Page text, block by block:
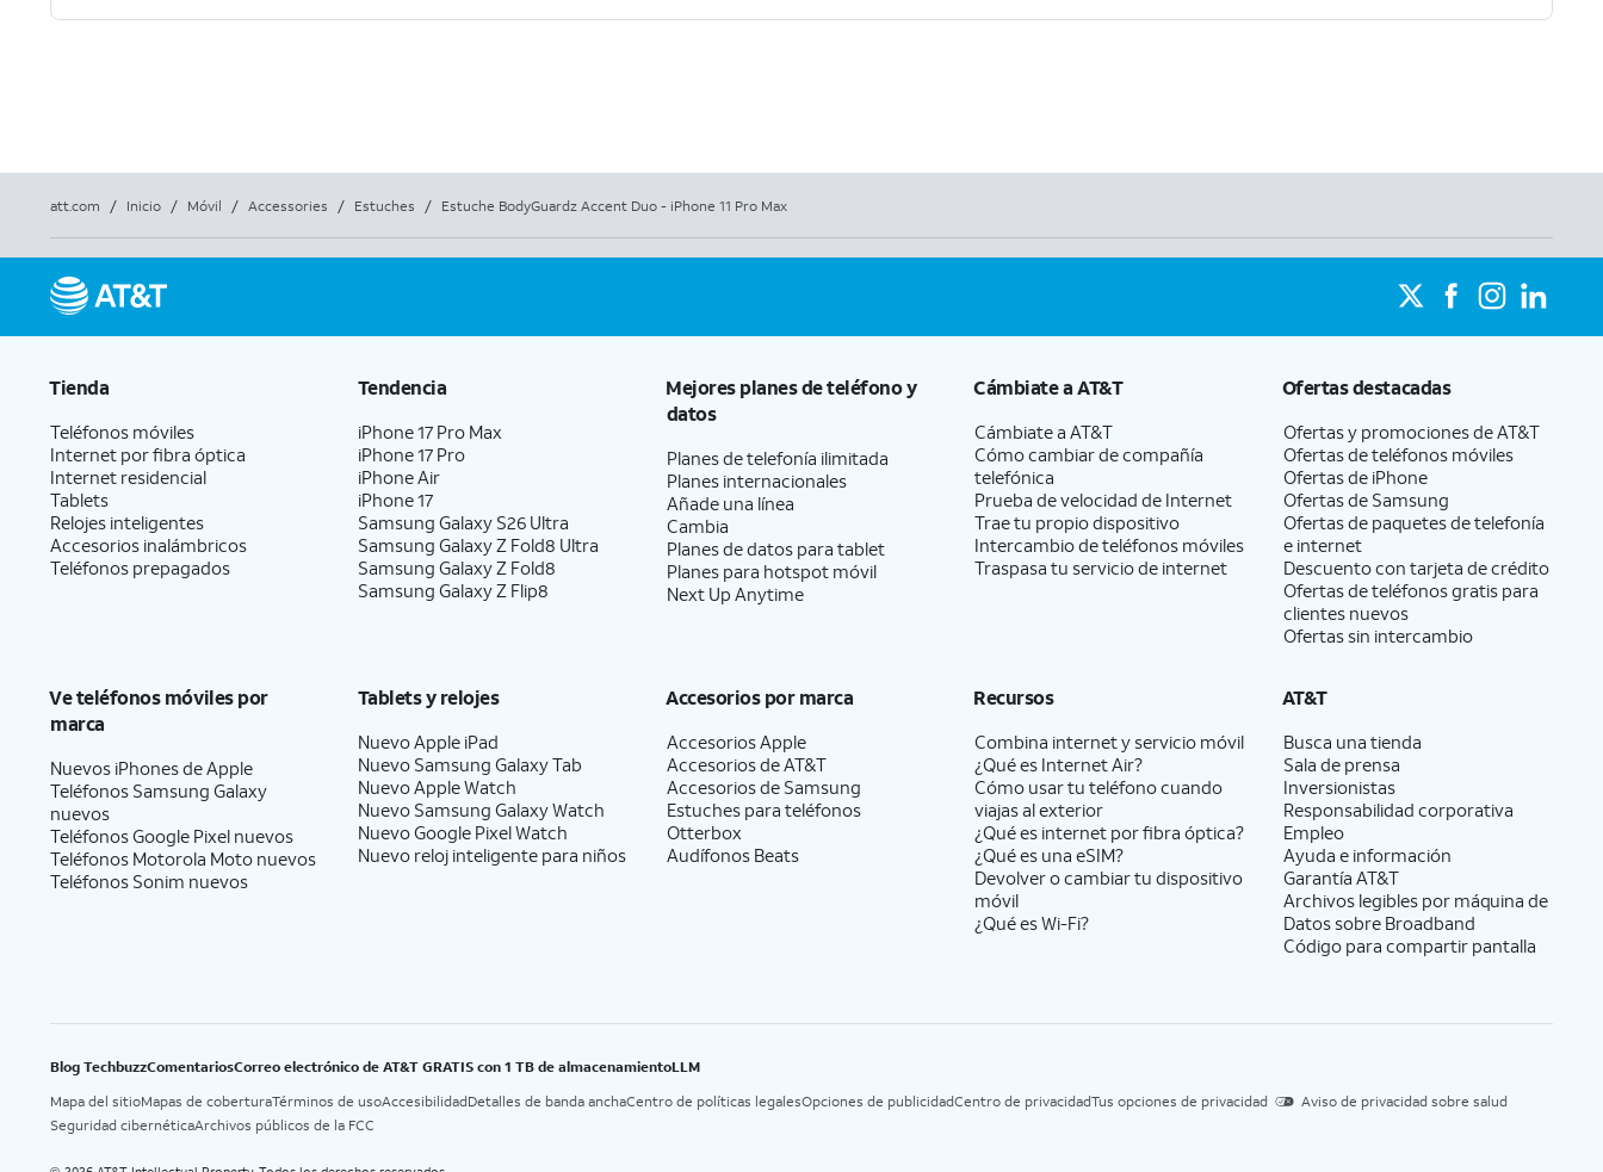
att.com / Inicio / Móvil / Accessories / Estuches / Estuche BodyGuardz Accent Duo - iPhone 11 Pro Max
Tienda
Teléfonos móviles
Internet por fibra óptica
Internet residencial
Tablets
Relojes inteligentes
Accesorios inalámbricos
Teléfonos prepagados
Tendencia
iPhone 17 Pro Max
iPhone 17 Pro
iPhone Air
iPhone 17
Samsung Galaxy S26 Ultra
Samsung Galaxy Z Fold8 Ultra
Samsung Galaxy Z Fold8
Samsung Galaxy Z Flip8
Mejores planes de teléfono y
datos
Planes de telefonía ilimitada
Planes internacionales
Añade una línea
Cambia
Planes de datos para tablet
Planes para hotspot móvil
Next Up Anytime
Cámbiate aAT&T
Cámbiate aAT&T
Cómo cambiar de compañía
telefónica
Prueba de velocidad de Internet
Trae tu propio dispositivo
Intercambio de teléfonos móviles
Traspasa tu servicio de internet
Ofertas destacadas
Ofertas y promociones deAT&T
Ofertas de teléfonos móviles
Ofertas de iPhone
Ofertas de Samsung
Ofertas de paquetes de telefonía
e internet
Descuento con tarjeta de crédito
Ofertas de teléfonos gratis para
clientes nuevos
Ofertas sin intercambio
Ve teléfonos móviles por
marca
Nuevos iPhones de Apple
Teléfonos Samsung Galaxy
nuevos
Teléfonos Google Pixel nuevos
Teléfonos Motorola Moto nuevos
Teléfonos Sonim nuevos
Tablets y relojes
Nuevo Apple iPad
Nuevo Samsung Galaxy Tab
Nuevo Apple Watch
Nuevo Samsung Galaxy Watch
Nuevo Google Pixel Watch
Nuevo reloj inteligente para niños
Accesorios por marca
Accesorios Apple
Accesorios deAT&T
Accesorios de Samsung
Estuches para teléfonos
Otterbox
Audífonos Beats
Recursos
Combina internet y servicio móvil
¿Qué es Internet Air?
Cómo usar tu teléfono cuando
viajas al exterior
¿Qué es internet por fibra óptica?
¿Qué es una eSIM?
Devolver o cambiar tu dispositivo
móvil
¿Qué es Wi-Fi?
AT&T
Busca una tienda
Sala de prensa
Inversionistas
Responsabilidad corporativa
Empleo
Ayuda e información
Garantía AT&T
Archivos legibles por máquina de
Datos sobre Broadband
Código para compartir pantalla
Blog TechbuzzComentariosCorreo electrónico de AT&T GRATIS con 1 TB de almacenamientoLLM
Mapa del sitioMapas de coberturaTérminos de usoAccesibilidadDetalles de banda anchaCentro de políticas legalesOpciones de publicidadCentro de privacidadTus opciones de privacidad
Aviso de privacidad sobre salud
Seguridad cibernéticaArchivos públicos de la FCC